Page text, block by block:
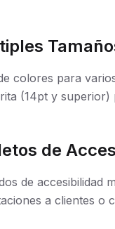
colores para
(14pt y superior)
de
de accesibilidad
a clientes o